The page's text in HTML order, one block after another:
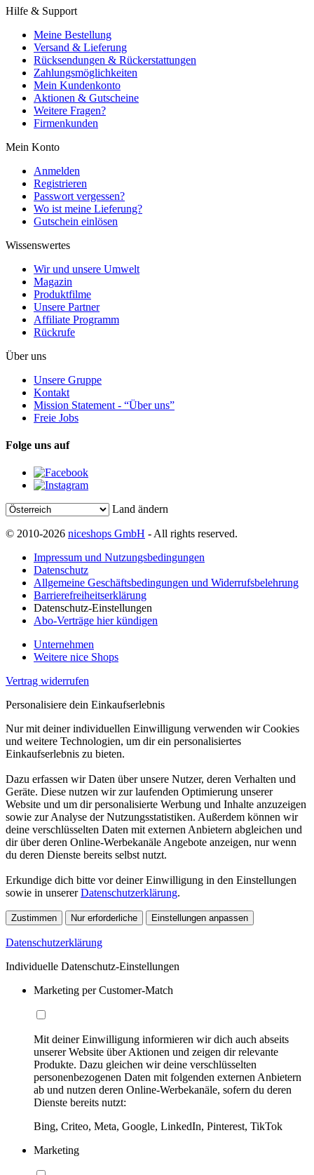
Hilfe & Support
Meine Bestellung
Versand & Lieferung
Rücksendungen & Rückerstattungen
Zahlungsmöglichkeiten
Mein Kundenkonto
Aktionen & Gutscheine
Weitere Fragen?
Firmenkunden
Mein Konto
Anmelden
Registrieren
Passwort vergessen?
Wo ist meine Lieferung?
Gutschein einlösen
Wissenswertes
Wir und unsere Umwelt
Magazin
Produktfilme
Unsere Partner
Affiliate Programm
Rückrufe
Über uns
Unsere Gruppe
Kontakt
Mission Statement - “Über uns”
Freie Jobs
Folge uns auf
Land ändern
© 2010-2026 niceshops GmbH - All rights reserved.
Impressum und Nutzungsbedingungen
Datenschutz
Allgemeine Geschäftsbedingungen und Widerrufsbelehrung
Barrierefreiheitserklärung
Datenschutz-Einstellungen
Abo-Verträge hier kündigen
Unternehmen
Weitere nice Shops
Vertrag widerrufen
Personalisiere dein Einkaufserlebnis
Nur mit deiner individuellen Einwilligung verwenden wir Cookies
und weitere Technologien, um dir ein personalisiertes
Einkaufserlebnis zu bieten.
Dazu erfassen wir Daten über unsere Nutzer, deren Verhalten und
Geräte. Diese nutzen wir zur laufenden Optimierung unserer
Website und um dir personalisierte Werbung und Inhalte anzuzeigen
sowie zur Analyse der Nutzungsstatistiken. Außerdem können wir
deine verschlüsselten Daten mit externen Anbietern abgleichen und
dir über deren Online-Werbekanäle Angebote anzeigen, nur wenn
du deren Dienste bereits selbst nutzt.
Erkundige dich bitte vor deiner Einwilligung in den Einstellungen
sowie in unsererDatenschutzerklärung.
Zustimmen Nur erforderliche Einstellungen anpassen
Datenschutzerklärung
Individuelle Datenschutz-Einstellungen
Marketing per Customer-Match
Mit deiner Einwilligung informieren wir dich auch abseits
unserer Website über Aktionen und zeigen dir relevante
Produkte. Dazu gleichen wir deine verschlüsselten
personenbezogenen Daten mit folgenden externen Anbietern
ab und nutzen deren Online-Werbekanäle, sofern du deren
Dienste bereits nutzt:
Bing, Criteo, Meta, Google, LinkedIn, Pinterest, TikTok
Marketing